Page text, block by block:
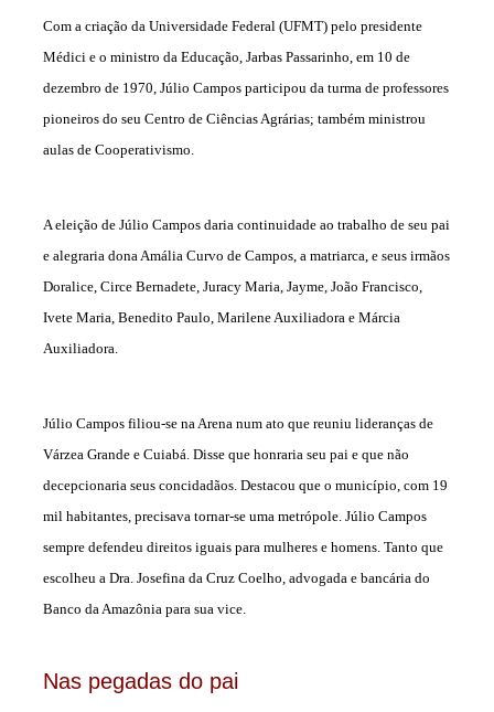
Com a criação da Universidade Federal (UFMT) pelo presidente
Médici e o ministro da Educação, Jarbas Passarinho, em 10 de
dezembro de 1970, Júlio Campos participou da turma de professores
pioneiros do seu Centro de Ciências Agrárias; também ministrou
aulas de Cooperativismo.
A eleição de Júlio Campos daria continuidade ao trabalho de seu pai
e alegraria dona Amália Curvo de Campos, a matriarca, e seus irmãos
Doralice, Circe Bernadete, Juracy Maria, Jayme, João Francisco,
Ivete Maria, Benedito Paulo, Marilene Auxiliadora e Márcia
Auxiliadora.
Júlio Campos filiou-se na Arena num ato que reuniu lideranças de
Várzea Grande e Cuiabá. Disse que honraria seu pai e que não
decepcionaria seus concidadãos. Destacou que o município, com 19
mil habitantes, precisava tornar-se uma metrópole. Júlio Campos
sempre defendeu direitos iguais para mulheres e homens. Tanto que
escolheu a Dra. Josefina da Cruz Coelho, advogada e bancária do
Banco da Amazônia para sua vice.
Nas pegadas do pai